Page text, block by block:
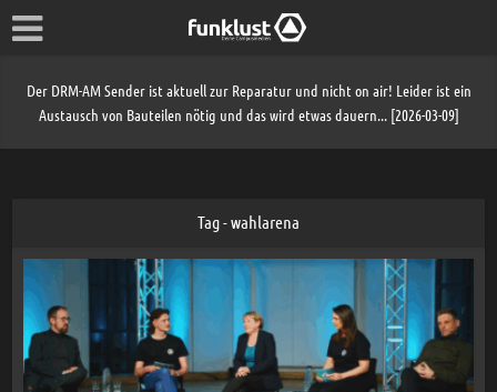
Der DRM-AM Sender ist aktuell zur Reparatur und nicht on air! Leider ist ein
Austausch von Bauteilen nötig und das wird etwas dauern... [2026-03-09]
Tag - wahlarena